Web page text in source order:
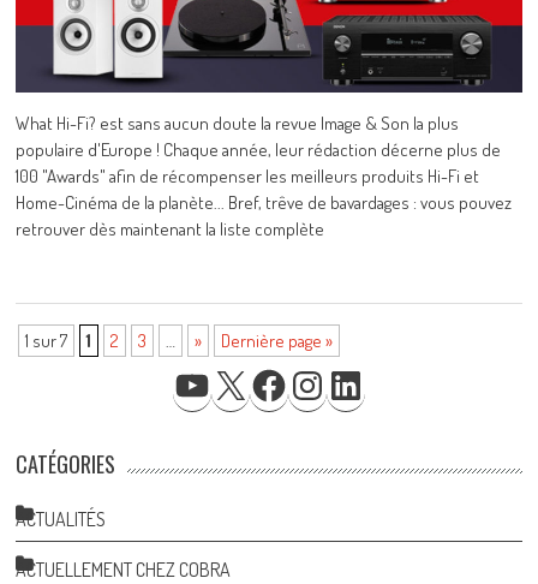
What Hi-Fi? est sans aucun doute la revue Image & Son la plus
populaire d'Europe ! Chaque année, leur rédaction décerne plus de
100 "Awards" afin de récompenser les meilleurs produits Hi-Fi et
Home-Cinéma de la planète... Bref, trêve de bavardages : vous pouvez
retrouver dès maintenant la liste complète
1 sur 7 1 2 3 … » Dernière page »
YOUTUBE FACEBOOKINSTAGRAM
CATÉGORIES
ACTUALITÉS
ACTUELLEMENT CHEZ COBRA